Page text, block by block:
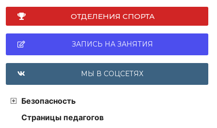
ОТДЕЛЕНИЯ СПОРТА
ЗАПИСЬ НА ЗАНЯТИЯ
МЫ В СОЦСЕТЯХ
Безопасность
Страницы педагогов